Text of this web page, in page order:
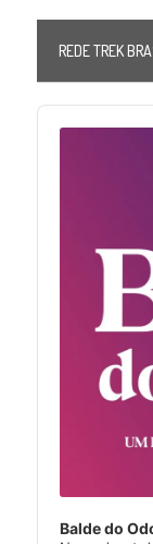
REDE TREK
Audio
Player
Balde do